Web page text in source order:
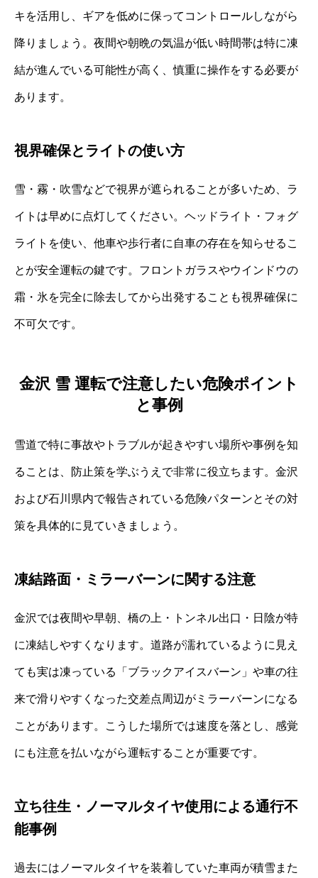
キを活用し、ギアを低めに保ってコントロールしながら
降りましょう。夜間や朝晩の気温が低い時間帯は特に凍
結が進んでいる可能性が高く、慎重に操作をする必要が
あります。
視界確保とライトの使い方
雪・霧・吹雪などで視界が遮られることが多いため、ラ
イトは早めに点灯してください。ヘッドライト・フォグ
ライトを使い、他車や歩行者に自車の存在を知らせるこ
とが安全運転の鍵です。フロントガラスやウインドウの
霜・氷を完全に除去してから出発することも視界確保に
不可欠です。
金沢 雪 運転で注意したい危険ポイント
と事例
雪道で特に事故やトラブルが起きやすい場所や事例を知
ることは、防止策を学ぶうえで非常に役立ちます。金沢
および石川県内で報告されている危険パターンとその対
策を具体的に見ていきましょう。
凍結路面・ミラーバーンに関する注意
金沢では夜間や早朝、橋の上・トンネル出口・日陰が特
に凍結しやすくなります。道路が濡れているように見え
ても実は凍っている「ブラックアイスバーン」や車の往
来で滑りやすくなった交差点周辺がミラーバーンになる
ことがあります。こうした場所では速度を落とし、感覚
にも注意を払いながら運転することが重要です。
立ち往生・ノーマルタイヤ使用による通行不
能事例
過去にはノーマルタイヤを装着していた車両が積雪また